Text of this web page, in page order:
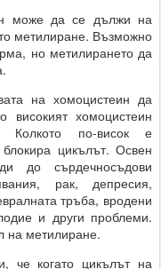
може да се дължи на
метилиране. Възможно
но метилирането да
на хомоцистеин да
високият хомоцистеин
Колкото по-висок е
цикълът. Освен
до сърдечносъдови
рак, депресия,
тръба, вродени
и други проблеми.
на метилиране.
когато цикълът на